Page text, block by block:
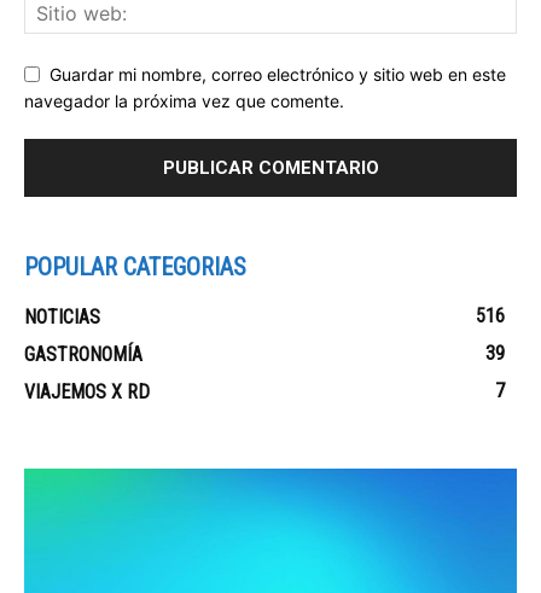
Guardar mi nombre, correo electrónico y sitio web en este
navegador la próxima vez que comente.
POPULAR CATEGORIAS
NOTICIAS
516
GASTRONOMÍA
39
VIAJEMOS X RD
7